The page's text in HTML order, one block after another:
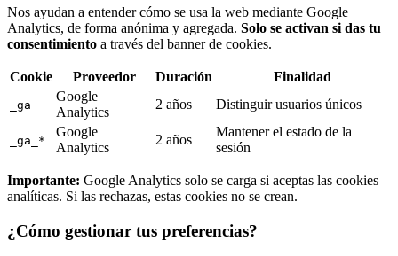
Nos ayudan a entender cómo se usa la web mediante Google
Analytics, de forma anónima y agregada. Solo se activan si das tu
consentimiento a través del banner de cookies.
Cookie Proveedor Duración Finalidad
_ga
Google
Analytics
2 años Distinguir usuarios únicos
_ga_*
Google
Analytics
2 años
Mantener el estado de la
sesión
Importante: Google Analytics solo se carga si aceptas las cookies
analíticas. Si las rechazas, estas cookies no se crean.
¿Cómo gestionar tus preferencias?